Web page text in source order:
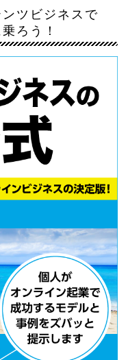
ンツビジネスで
ろう！